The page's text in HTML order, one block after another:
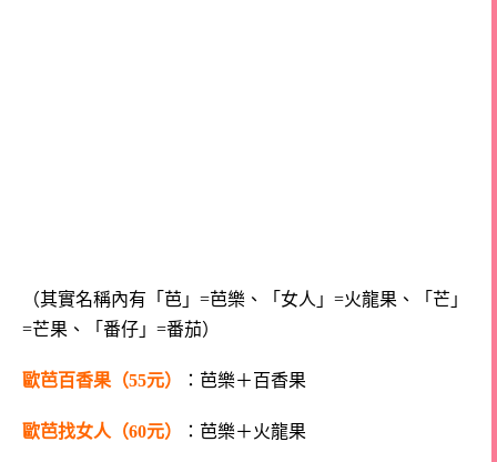
（其實名稱內有「芭」=芭樂、「女人」=火龍果、「芒」
=芒果、「番仔」=番茄）
歐芭百香果（55元） ：芭樂＋百香果
歐芭找女人（60元） ：芭樂＋火龍果